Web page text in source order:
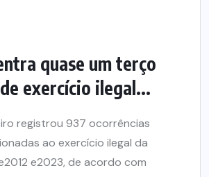
quase um terço
exercício ilegal...
registrou 937 ocorrências
ao exercício ilegal da
e2023, de acordo com